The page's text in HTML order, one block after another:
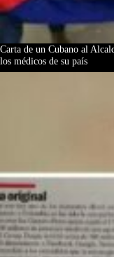
Carta de un Cubano al
los médicos de su país